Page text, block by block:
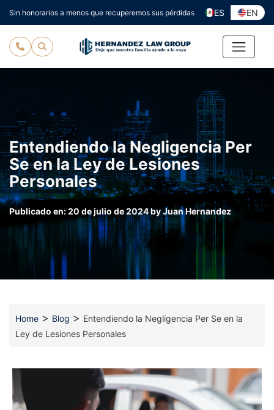
al
contenido
Sin honorarios a menos que recuperemos sus pérdidas ES EN
Entendiendo la Negligencia Per
Se en la Ley de Lesiones
Personales
Publicado en:20 de julio de 2024byJuan Hernandez
Home > Blog > Entendiendo la Negligencia Per Se en la
Ley de Lesiones Personales